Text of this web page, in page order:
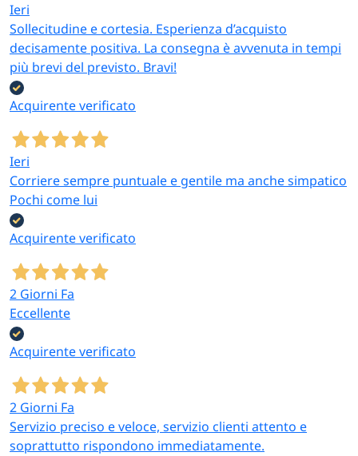
Ieri
Sollecitudine e cortesia. Esperienza d’acquisto
decisamente positiva. La consegna è avvenuta in tempi
più brevi del previsto. Bravi!
Acquirente verificato
Ieri
Corriere sempre puntuale e gentile ma anche simpatico
Pochi come lui
Acquirente verificato
2 Giorni Fa
Eccellente
Acquirente verificato
2 Giorni Fa
Servizio preciso e veloce, servizio clienti attento e
soprattutto rispondono immediatamente.